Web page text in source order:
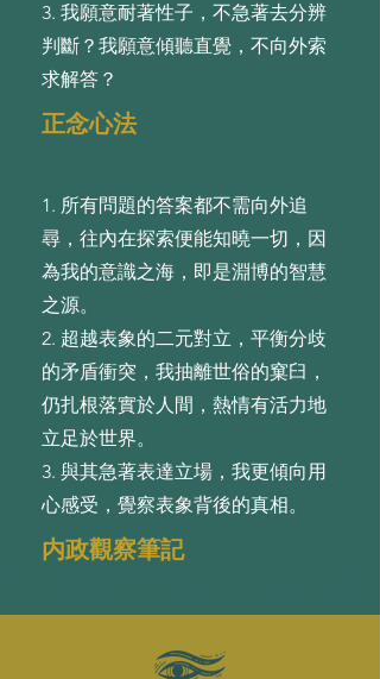
3. 我願意耐著性⼦，不急著去分辨
判斷？我願意傾聽直覺，不向外索
求解答？
正念心法
1. 所有問題的答案都不需向外追
尋，往內在探索便能知曉⼀切，因
為我的意識之海，即是淵博的智慧
之源。
2. 超越表象的⼆元對⽴，平衡分歧
的⽭盾衝突，我抽離世俗的窠⾅，
仍扎根落實於⼈間，熱情有活⼒地
⽴⾜於世界。
3. 與其急著表達⽴場，我更傾向⽤
⼼感受，覺察表象背後的真相。
内政觀察筆記